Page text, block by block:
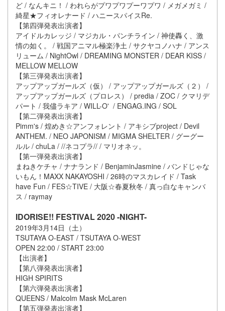
ど / なんキニ！ / われらがプワプワプーワプワ / メガメガミ /
綺星★フィオレナード / ハニースパイスRe.
【第四弾発表出演者】
アイドルカレッジ / マジカル・パンチライン / 神使轟く、激
情の如く。 / 戦国アニマル極楽浄土 / サクヤコノハナ / アンス
リューム / NightOwl / DREAMING MONSTER / DEAR KISS /
MELLOW MELLOW
【第三弾発表出演者】
アップアップガールズ（仮） / アップアップガールズ（２） /
アップアップガールズ（プロレス） / predia / ZOC / クマリデ
パート / 我儘ラキア / WILL-O' / ENGAG.ING / SOL
【第二弾発表出演者】
Pimm's / 煌めき☆アンフォレント / アキシブproject / Devil
ANTHEM. / NEO JAPONISM / MIGMA SHELTER / グーグー
ルル / chuLa / //ネコプラ// / マリオネッ。
【第一弾発表出演者】
まねきケチャ / ナナランド / BenjaminJasmine / バンドじゃな
いもん！MAXX NAKAYOSHI / 26時のマスカレイド / Task
have Fun / FES☆TIVE / 大阪☆春夏秋冬 / 真っ白なキャンバ
ス / raymay
IDORISE!! FESTIVAL 2020 -NIGHT-
2019年3月14日（土）
TSUTAYA O-EAST / TSUTAYA O-WEST
OPEN 22:00 / START 23:00
【出演者】
【第八弾発表出演者】
HIGH SPIRITS
【第六弾発表出演者】
QUEENS / Malcolm Mask McLaren
【第五弾発表出演者】